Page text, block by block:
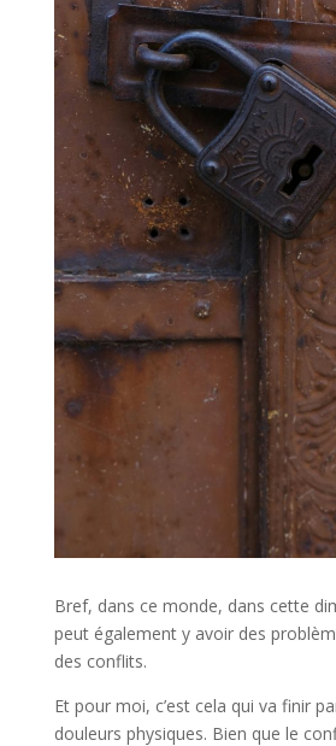
Bref, dans ce monde, dans cette
peut également y avoir des
des conflits.
Et pour moi, c’est cela qui va finir
douleurs physiques. Bien que le